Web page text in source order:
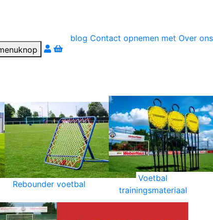
blog Contact opnemen met Over ons
Rebounder voetbal
Voetbal
trainingsmateriaal